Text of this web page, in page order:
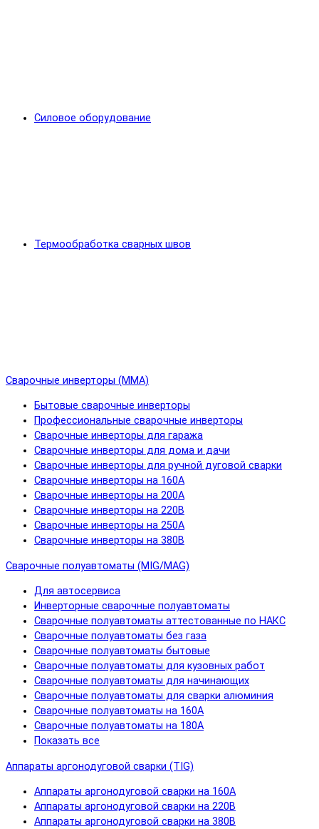
Силовое оборудование
Термообработка сварных швов
Сварочные инверторы (MMA)
Бытовые сварочные инверторы
Профессиональные сварочные инверторы
Сварочные инверторы для гаража
Сварочные инверторы для дома и дачи
Сварочные инверторы для ручной дуговой сварки
Сварочные инверторы на 160А
Сварочные инверторы на 200А
Сварочные инверторы на 220В
Сварочные инверторы на 250А
Сварочные инверторы на 380В
Сварочные полуавтоматы (MIG/MAG)
Для автосервиса
Инверторные сварочные полуавтоматы
Сварочные полуавтоматы аттестованные по НАКС
Сварочные полуавтоматы без газа
Сварочные полуавтоматы бытовые
Сварочные полуавтоматы для кузовных работ
Сварочные полуавтоматы для начинающих
Сварочные полуавтоматы для сварки алюминия
Сварочные полуавтоматы на 160А
Сварочные полуавтоматы на 180А
Показать все
Аппараты аргонодуговой сварки (TIG)
Аппараты аргонодуговой сварки на 160А
Аппараты аргонодуговой сварки на 220В
Аппараты аргонодуговой сварки на 380В